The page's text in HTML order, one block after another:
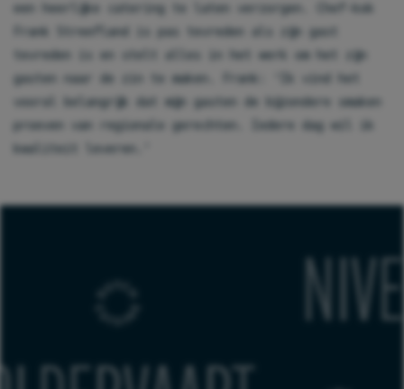
een heerlijke catering te laten verzorgen. Chef-kok
Frank Streefland is pas tevreden als zijn gast
tevreden is en stelt alles in het werk om het zijn
gasten naar de zin te maken. Frank: ‘Ik vind het
vooral belangrijk dat mijn gasten de bijzondere smaken
proeven van regionale gerechten. Iedere dag wil ik
kwaliteit leveren.’